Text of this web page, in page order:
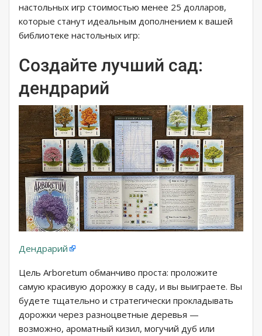
настольных игр стоимостью менее 25 долларов,
которые станут идеальным дополнением к вашей
библиотеке настольных игр:
Создайте лучший сад:
дендрарий
Дендрарий
Цель Arboretum обманчиво проста: проложите
самую красивую дорожку в саду, и вы выиграете. Вы
будете тщательно и стратегически прокладывать
дорожки через разноцветные деревья —
возможно, ароматный кизил, могучий дуб или